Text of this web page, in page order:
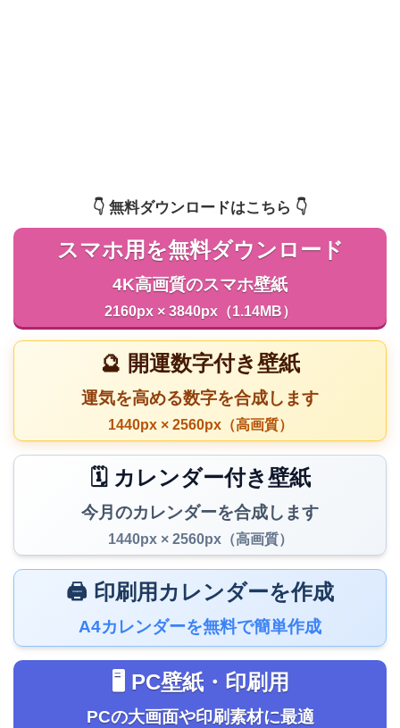
👇️ 無料ダウンロードはこちら 👇️
スマホ用を無料ダウンロード
4K高画質のスマホ壁紙
2160px × 3840px（1.14MB）
🔮 開運数字付き壁紙
運気を高める数字を合成します
1440px × 2560px（高画質）
🗓️ カレンダー付き壁紙
今月のカレンダーを合成します
1440px × 2560px（高画質）
🖨️ 印刷用カレンダーを作成
A4カレンダーを無料で簡単作成
🖥️ PC壁紙・印刷用
PCの大画面や印刷素材に最適